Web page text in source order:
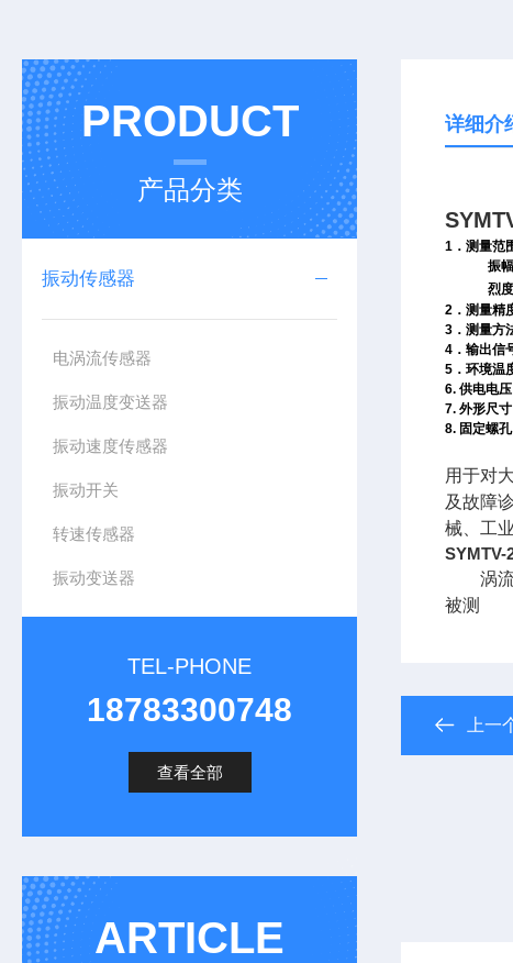
PRODUCT
产品分类
振动传感器
电涡流传感器
振动温度变送器
振动速度传感器
振动开关
转速传感器
振动变送器
TEL-PHONE
18783300748
查看全部
ARTICLE
详细介
1 ．测量范
振
烈
2 ．测量精
3 ．测量方
4 ．输出信
5 ．环境温
6. 供电电压
7. 外形尺寸
8. 固定螺孔
用于对
及故障
械、工
SYMTV-
涡流位
被测
上一